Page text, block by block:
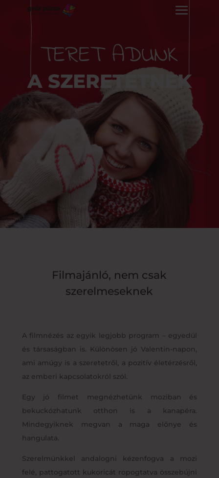
TERET ADUNK
A SZERETETNEK
Filmajánló, nem csak
szerelmeseknek
A filmnézés az egyik legjobb program – egyedül
és társaságban is. Különösen jó Valentin-napon,
ami amúgy is a szeretetről, a pozitív életérzésről,
az emberi kapcsolatokról szól.
Egy jó filmet megnézhetünk moziban és
bekuckózhatunk otthon is a kanapéra.
Mindegyiknek megvan a maga előnye és
hangulata.
Szerelmünkkel andalogni kézenfogva a mozi
felé, pattogatott kukoricát ropogtatva összebújni